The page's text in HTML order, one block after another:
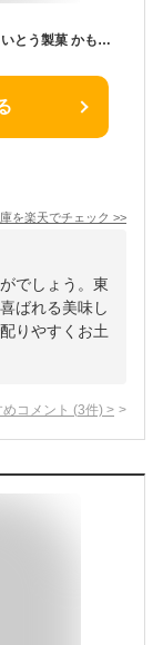
東北 お土産 【仙台駅倉庫出荷】【冷蔵商品】 さいとう製菓 かもめの玉子ミニ 8個入 東北 お土産 みやげ 東北みやげ 岩手 銘菓 お菓子 和菓子 スイーツ グルメ お中元 御中元 お歳暮 御歳暮 内祝い お取り寄せ ギフト プレゼント のし不可
を楽天でチェック >>
でしょう。東
ばれる美味し
りやすくお土
コメント (3件) >